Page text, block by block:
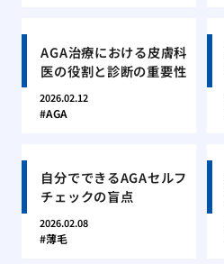
AGA治療における皮膚科
医の役割と診断の重要性
2026.02.12
AGA
自分でできるAGAセルフ
チェックの盲点
2026.02.08
薄毛